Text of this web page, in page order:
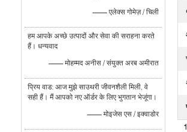
—— एलेक्स गोमेज़ / चिली
हम आपके अच्छे उत्पादों और सेवा की सराहना करते
हैं। धन्यवाद
—— मोहम्मद अनीस / संयुक्त अरब अमीरात
प्रिय वाड: आज मुझे साउथरी जीवनशैली मिली, वे
सही हैं। मैं आपको नए ऑर्डर के लिए भुगतान भेजूंगा।
—— मोइजेस एस / इक्वाडोर